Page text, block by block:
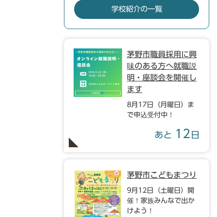
学校紹介の一覧
茅野市職員採用に興
味のある方へ就職説
明・座談会を開催し
ます
8月17日（月曜日）ま
で申込受付中！
あと 12 日
茅野市こどもまつり
9月12日（土曜日）開
催！家族みんなで出か
けよう！